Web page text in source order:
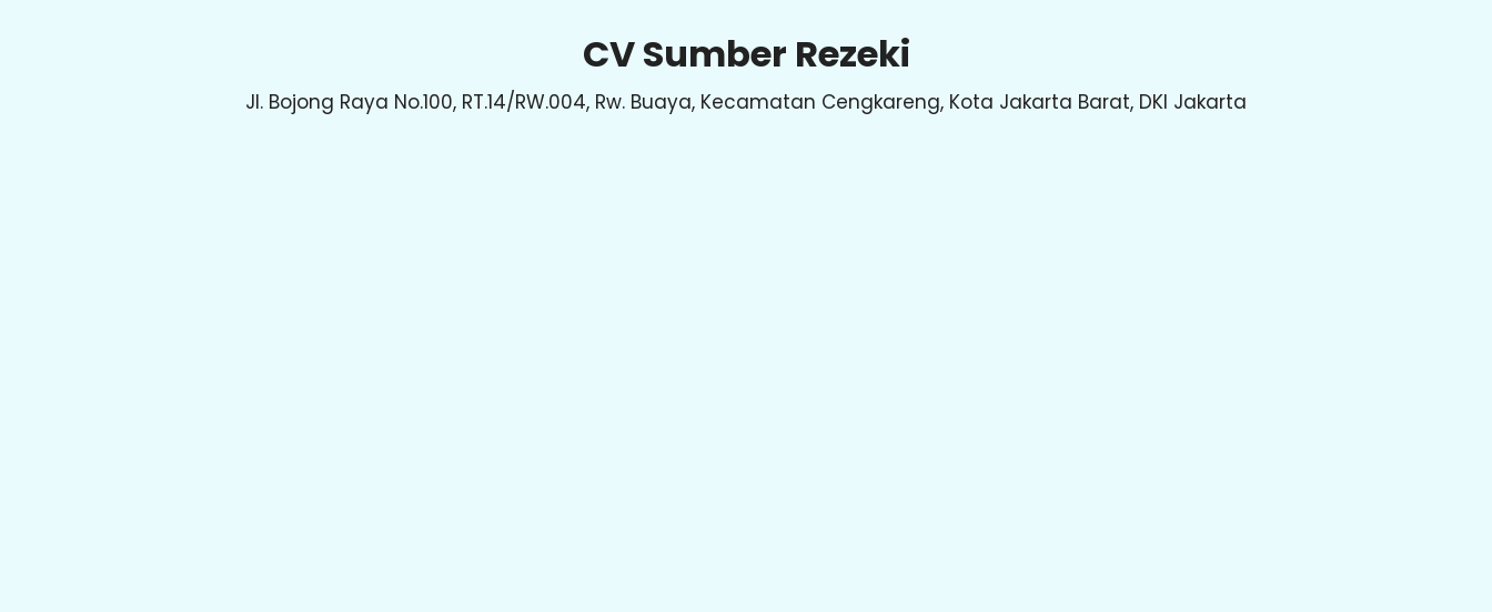
CV Sumber Rezeki
Jl. Bojong Raya No.100, RT.14/RW.004, Rw. Buaya, Kecamatan Cengkareng, Kota Jakarta Barat, DKI Jakarta